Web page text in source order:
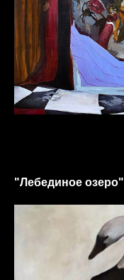
"Лебединое озеро"